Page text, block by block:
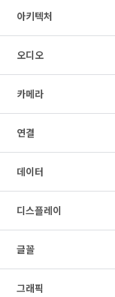
아키텍처
오디오
카메라
연결
데이터
디스플레이
글꼴
그래픽